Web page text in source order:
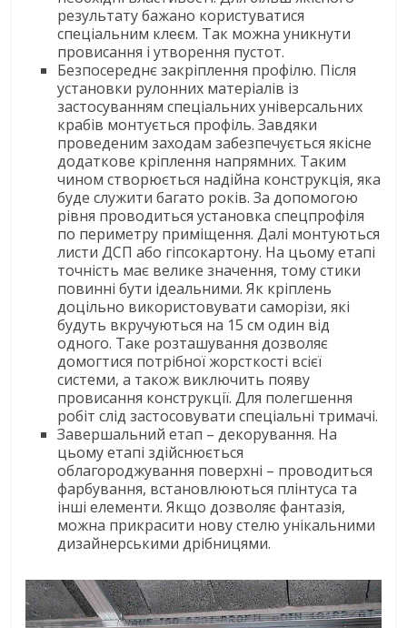
результату бажано користуватися
спеціальним клеєм. Так можна уникнути
провисання і утворення пустот.
Безпосереднє закріплення профілю. Після
установки рулонних матеріалів із
застосуванням спеціальних універсальних
крабів монтується профіль. Завдяки
проведеним заходам забезпечується якісне
додаткове кріплення напрямних. Таким
чином створюється надійна конструкція, яка
буде служити багато років. За допомогою
рівня проводиться установка спецпрофіля
по периметру приміщення. Далі монтуються
листи ДСП або гіпсокартону. На цьому етапі
точність має велике значення, тому стики
повинні бути ідеальними. Як кріплень
доцільно використовувати саморізи, які
будуть вкручуються на 15 см один від
одного. Таке розташування дозволяє
домогтися потрібної жорсткості всієї
системи, а також виключить появу
провисання конструкції. Для полегшення
робіт слід застосовувати спеціальні тримачі.
Завершальний етап – декорування. На
цьому етапі здійснюється
облагороджування поверхні – проводиться
фарбування, встановлюються плінтуса та
інші елементи. Якщо дозволяє фантазія,
можна прикрасити нову стелю унікальними
дизайнерськими дрібницями.